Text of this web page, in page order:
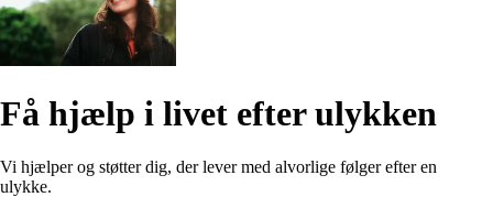
Få hjælp i livet efter ulykken
Vi hjælper og støtter dig, der lever med alvorlige følger efter en
ulykke.